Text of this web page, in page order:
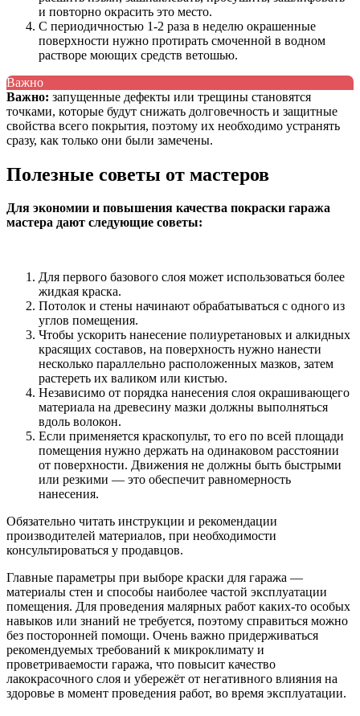
и повторно окрасить это место.
С периодичностью 1-2 раза в неделю окрашенные
поверхности нужно протирать смоченной в водном
растворе моющих средств ветошью.
Важно
Важно: запущенные дефекты или трещины становятся
точками, которые будут снижать долговечность и защитные
свойства всего покрытия, поэтому их необходимо устранять
сразу, как только они были замечены.
Полезные советы от мастеров
Для экономии и повышения качества покраски гаража
мастера дают следующие советы:
Для первого базового слоя может использоваться более
жидкая краска.
Потолок и стены начинают обрабатываться с одного из
углов помещения.
Чтобы ускорить нанесение полиуретановых и алкидных
красящих составов, на поверхность нужно нанести
несколько параллельно расположенных мазков, затем
растереть их валиком или кистью.
Независимо от порядка нанесения слоя окрашивающего
материала на древесину мазки должны выполняться
вдоль волокон.
Если применяется краскопульт, то его по всей площади
помещения нужно держать на одинаковом расстоянии
от поверхности. Движения не должны быть быстрыми
или резкими — это обеспечит равномерность
нанесения.
Обязательно читать инструкции и рекомендации
производителей материалов, при необходимости
консультироваться у продавцов.
Главные параметры при выборе краски для гаража —
материалы стен и способы наиболее частой эксплуатации
помещения. Для проведения малярных работ каких-то особых
навыков или знаний не требуется, поэтому справиться можно
без посторонней помощи. Очень важно придерживаться
рекомендуемых требований к микроклимату и
проветриваемости гаража, что повысит качество
лакокрасочного слоя и убережёт от негативного влияния на
здоровье в момент проведения работ, во время эксплуатации.